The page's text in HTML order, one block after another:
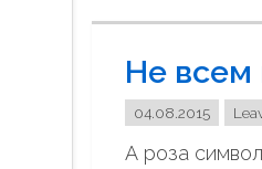
Не всем
04.08.2015
А роза